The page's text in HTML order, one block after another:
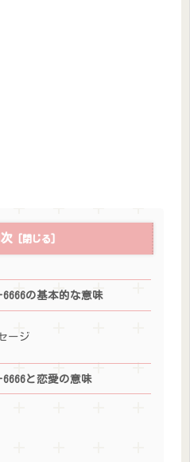
次
の基本的な意味
ージ
と恋愛の意味